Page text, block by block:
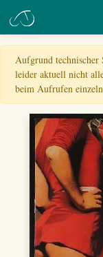
Aufgrund technischer
leider aktuell nicht
beim Aufrufen